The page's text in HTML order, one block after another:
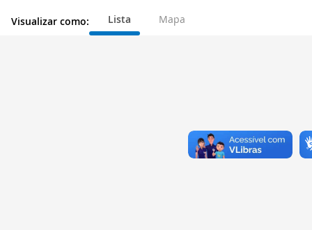
Visualizar como: Lista Mapa